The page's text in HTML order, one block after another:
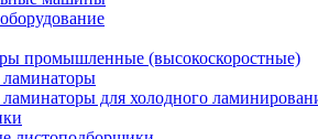
промышленные (высокоскоростные)
для холодного